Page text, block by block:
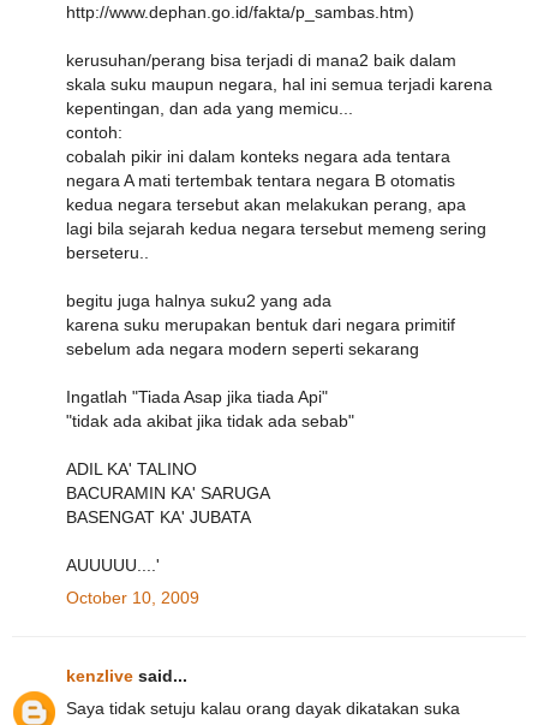
http://www.dephan.go.id/fakta/p_sambas.htm)
kerusuhan/perang bisa terjadi di mana2 baik dalam
skala suku maupun negara, hal ini semua terjadi karena
kepentingan, dan ada yang memicu...
contoh:
cobalah pikir ini dalam konteks negara ada tentara
negara A mati tertembak tentara negara B otomatis
kedua negara tersebut akan melakukan perang, apa
lagi bila sejarah kedua negara tersebut memeng sering
berseteru..
begitu juga halnya suku2 yang ada
karena suku merupakan bentuk dari negara primitif
sebelum ada negara modern seperti sekarang
Ingatlah "Tiada Asap jika tiada Api"
"tidak ada akibat jika tidak ada sebab"
ADIL KA' TALINO
BACURAMIN KA' SARUGA
BASENGAT KA' JUBATA
AUUUUU....'
October 10, 2009
kenzlive said...
Saya tidak setuju kalau orang dayak dikatakan suka